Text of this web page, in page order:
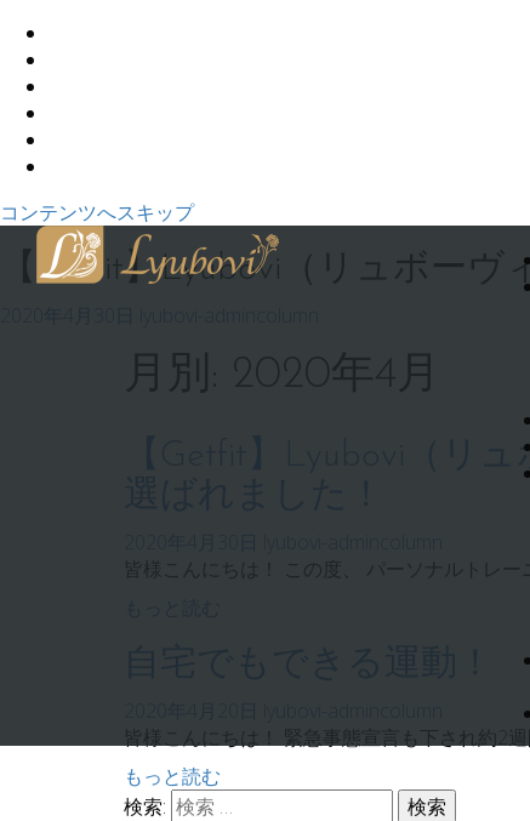
コンテンツへスキップ
【Getfit】Lyubovi（リュボー
月別: 2020年4月
【Getfit】Lyubovi（リ
皆様こんにちは！ この度、 パーソナルトレ
皆様こんにちは！ 緊急事態宣言も下され約2
もっと読む
検索: